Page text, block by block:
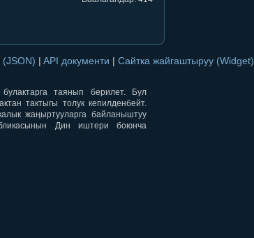
(JSON) | API документи | Сайтка жайгаштыруу (Widget)
таянып берилет. Бул
тактыгы толук кепилденбейт.
жаңыртууларга байланыштуу
Дин иштери боюнча